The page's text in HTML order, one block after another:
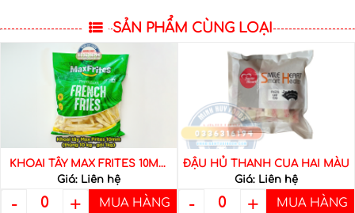
SẢN PHẨM CÙNG LOẠI
Xem giá khoai tây đông lạnh
KHOAI TÂY MAX FRITES 10MM
(THÙNG 10 KG – GÓI 1KG)
Giá: Liên hệ
- 0 + MUA HÀNG
Thông tin sản phẩm đậu hủ
ĐẬU HỦ THANH CUA HAI MÀU
Giá: Liên hệ
- 0 + MUA HÀNG